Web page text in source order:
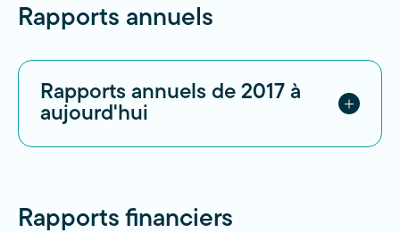
Rapports annuels
Rapports annuels de 2017 à
aujourd'hui
2019-2020
Rapports financiers